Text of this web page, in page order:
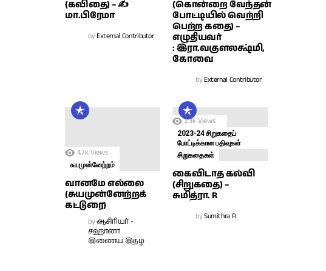
(கவிதை) – ✍
மா.பிரேமா
byExternal Contributor
(கொன்றை வேந்தன்
போட்டியில் வெற்றி
பெற்ற கதை) –
எழுதியவர்
: இரா.வகுளலக்ஷ்மி,
கோவை
byExternal Contributor
4.7k Views
சுயமுன்னேற்றம்
வானமே எல்லை
(சுயமுன்னேற்றக்
கட்டுரை)
byஆசிரியர் -
சஹானா
இணைய இதழ்
2.3k Views
2023-24 சிறுகதைப்
போட்டிக்கான பதிவுகள்
சிறுகதைகள்
கைவிடாத கல்வி
(சிறுகதை) –
சுமித்ரா. R
bySumithra R